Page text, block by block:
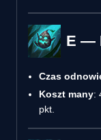
E —
Czas
Koszt many:
pkt.